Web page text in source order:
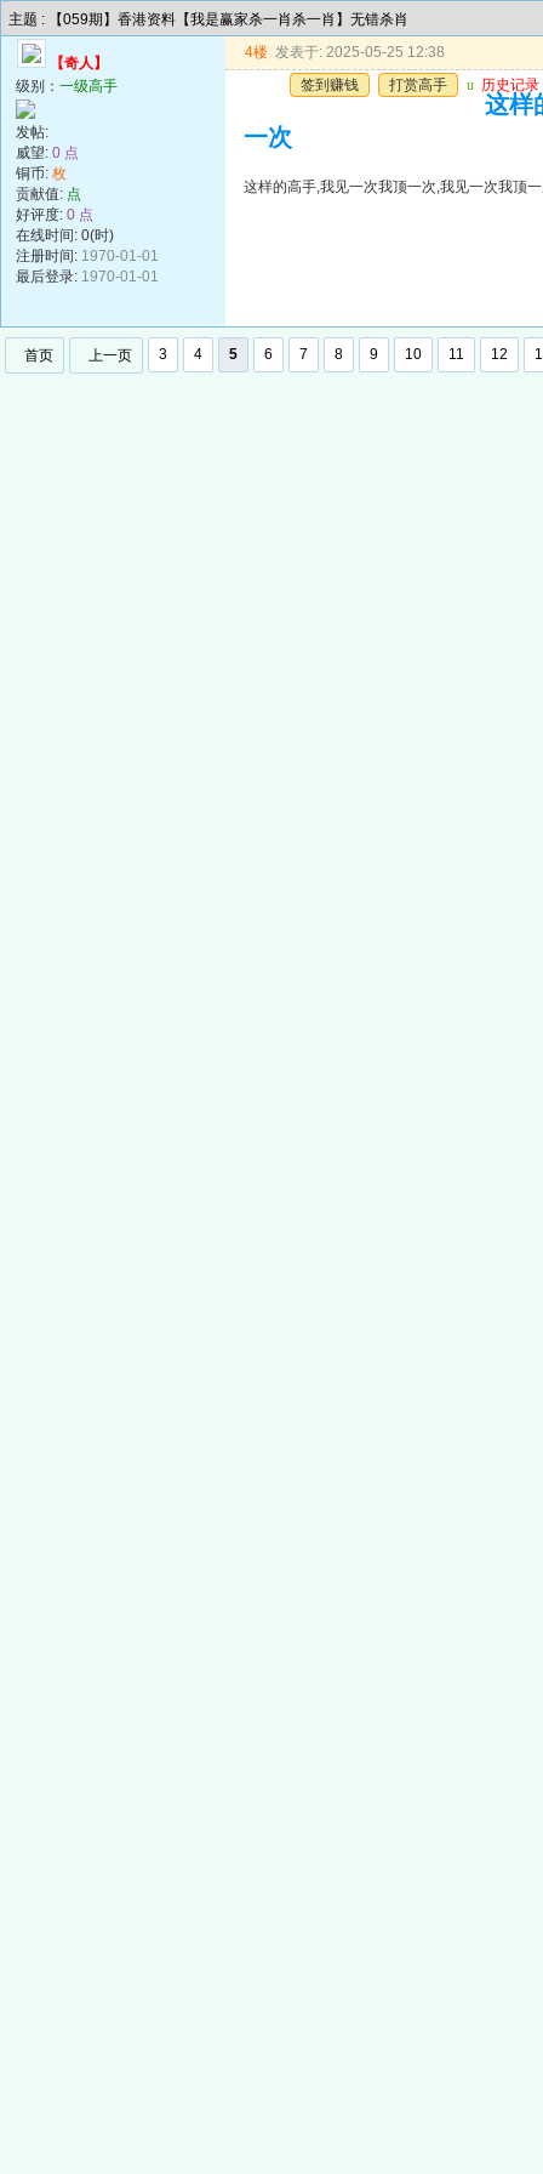
主题 : 【059期】香港资料【我是赢家杀一肖杀一肖】无错杀肖
【奇人】
级别： 一级高手
发帖:
威望: 0 点
铜币: 枚
贡献值: 点
好评度: 0 点
在线时间: 0(时)
注册时间: 1970-01-01
最后登录: 1970-01-01
4楼 发表于: 2025-05-25 12:38
签到赚钱
打赏高手 u 历史记录
这样
一次
这样的高手,我见一次我顶一次,我见一次我顶
首页 上一页 3 4 5 6 7 8 9 10 11 12